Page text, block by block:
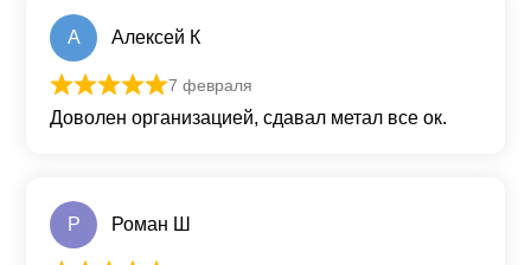
А Алексей К
Оценка 5из 5
7 февраля
Доволен организацией, сдавал метал все ок.
Р Роман Ш